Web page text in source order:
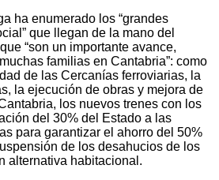
ha enumerado los “grandes
que llegan de la mano del
“son un importante avance,
familias en Cantabria”: como
de las Cercanías ferroviarias, la
la ejecución de obras y mejora de
los nuevos trenes con los
del 30% del Estado a las
para garantizar el ahorro del 50%
de los desahucios de los
alternativa habitacional.